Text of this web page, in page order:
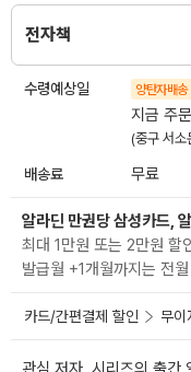
전자책
수령예상일 양탄자배송
지금 주
(중구 서
배송료 무료
알라딘 만권당 삼성카드,
최대 1만원 또는 2만원
발급월 +1개월까지는 전
카드/간편결제 할인 무이